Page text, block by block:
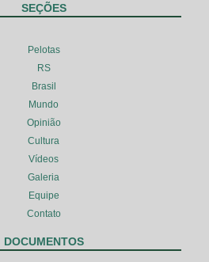
SEÇÕES
Pelotas
RS
Brasil
Mundo
Opinião
Cultura
Vídeos
Galeria
Equipe
Contato
DOCUMENTOS